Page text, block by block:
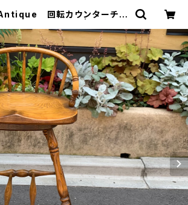
回転カウンターチェ
のリサイクルショップ・古着